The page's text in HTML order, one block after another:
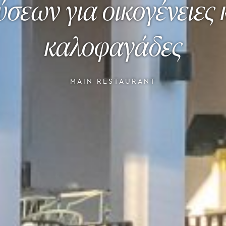
για οικογένειες
καλοφαγάδες
MAIN RESTAURANT